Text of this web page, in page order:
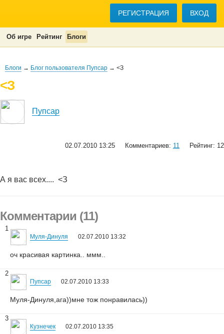
РЕГИСТРАЦИЯ ВХОД
Об игре Рейтинг Блоги
Блоги → Блог пользователя Пупсар → <З
<З
Пупсар
02.07.2010 13:25 Комментариев: 11 Рейтинг: 12
А я вас всех.... <З
Комментарии (11)
1
Муля-Динуля 02.07.2010 13:32
оч красивая картинка.. ммм..
2
Пупсар 02.07.2010 13:33
Муля-Динуля,ага))мне тож понравилась))
3
Кузнечек 02.07.2010 13:35